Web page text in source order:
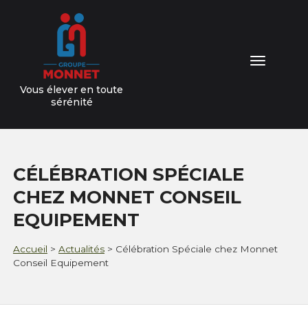
Vous élever en toute
sérénité
NOS VALEURS
NOS DOMAINES D'EXPERTISES
CONTACT
CÉLÉBRATION SPÉCIALE
CHEZ MONNET CONSEIL
EQUIPEMENT
Accueil > Actualités > Célébration Spéciale chez Monnet
Conseil Equipement